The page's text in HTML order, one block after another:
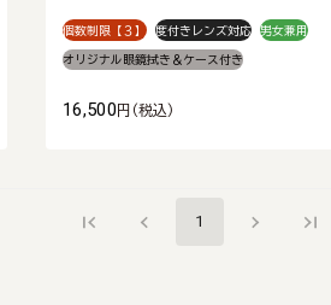
個数制限【３】 度付きレンズ対応 男女兼用
オリジナル眼鏡拭き＆ケース付き
16,500 円 (税込)
1